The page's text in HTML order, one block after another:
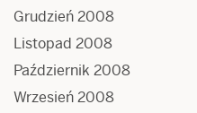
Grudzień 2008
Listopad 2008
Październik 2008
Wrzesień 2008